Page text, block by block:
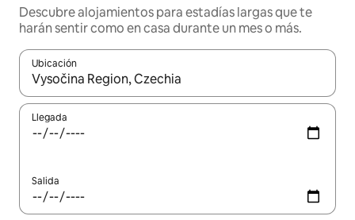
Descubre alojamientos para estadías largas que te
harán sentir como en casa durante un mes o más.
Ubicación
Cuando los resultados estén disponibles, navega con las
Llegada
Salida